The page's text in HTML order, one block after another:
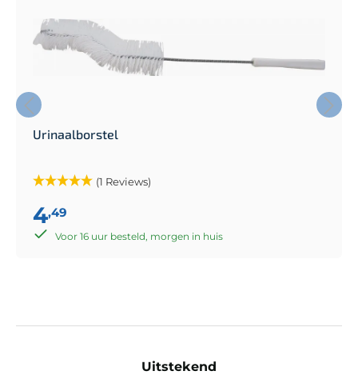
Urinaalborstel
(1 Reviews)
4,49
Voor 16 uur besteld, morgen in huis
Uitstekend